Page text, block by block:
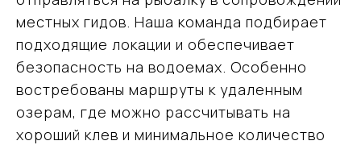
местных гидов. Наша команда подбирает
подходящие локации и обеспечивает
безопасность на водоемах. Особенно
востребованы маршруты к удаленным
озерам, где можно рассчитывать на
хороший клев и минимальное количество